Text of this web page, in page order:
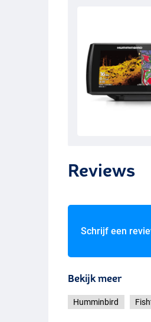
Reviews
Schrijf een
Bekijk meer
Humminbird